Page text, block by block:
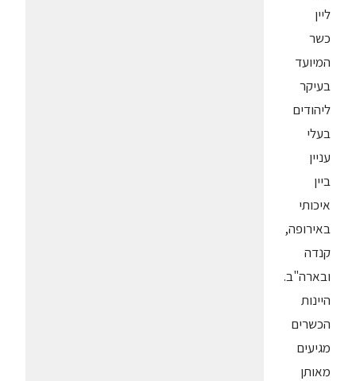
ליין
כשר
המיועד
בעיקר
ליהודים
בעלי
עניין
ביין
איכותי
באירופה,
קנדה
ובארה"ב.
היינות
הכשרים
מגיעים
מאותן